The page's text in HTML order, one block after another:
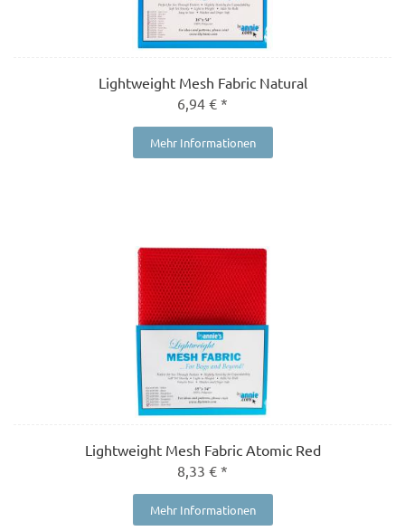
Lightweight Mesh Fabric Natural
6,94 € *
Mehr Informationen
Lightweight Mesh Fabric Atomic Red
8,33 € *
Mehr Informationen